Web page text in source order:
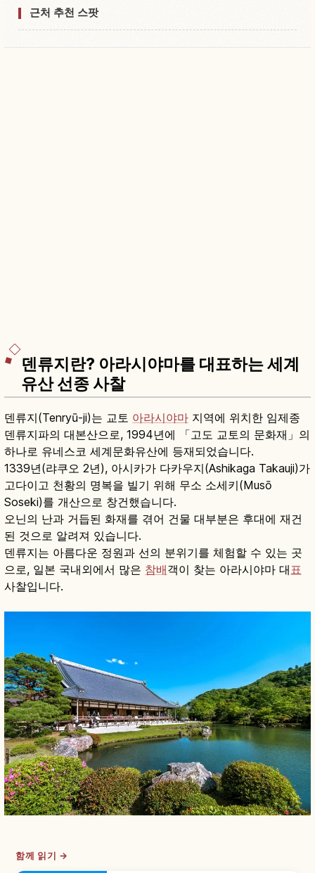
근처 추천 스팟
덴류지란? 아라시야마를 대표하는 세계
유산 선종 사찰
덴류지(Tenryū-ji)는 교토 아라시야마 지역에 위치한 임제종
덴류지파의 대본산으로, 1994년에 「고도 교토의 문화재」의
하나로 유네스코 세계문화유산에 등재되었습니다.
1339년(랴쿠오 2년), 아시카가 다카우지(Ashikaga Takauji)가
고다이고 천황의 명복을 빌기 위해 무소 소세키(Musō
Soseki)를 개산으로 창건했습니다.
오닌의 난과 거듭된 화재를 겪어 건물 대부분은 후대에 재건
된 것으로 알려져 있습니다.
덴류지는 아름다운 정원과 선의 분위기를 체험할 수 있는 곳
으로, 일본 국내외에서 많은 참배객이 찾는 아라시야마 대 표
사찰입니다.
함께 읽기 →